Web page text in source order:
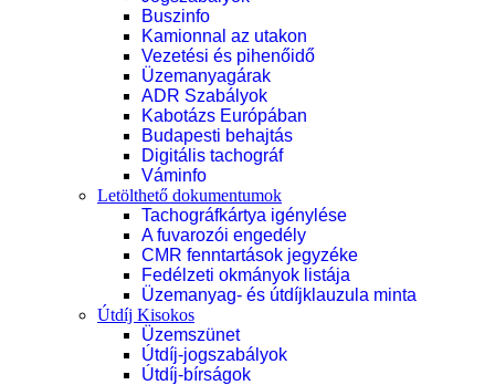
Buszinfo
Kamionnal az utakon
Vezetési és pihenőidő
Üzemanyagárak
ADR Szabályok
Kabotázs Európában
Budapesti behajtás
Digitális tachográf
Váminfo
Letölthető dokumentumok
Tachográfkártya igénylése
A fuvarozói engedély
CMR fenntartások jegyzéke
Fedélzeti okmányok listája
Üzemanyag- és útdíjklauzula minta
Útdíj Kisokos
Üzemszünet
Útdíj-jogszabályok
Útdíj-bírságok